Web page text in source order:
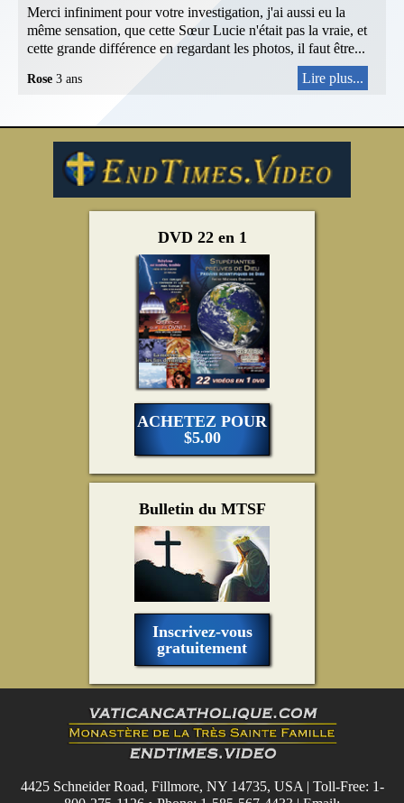
Merci infiniment pour votre investigation, j'ai aussi eu la
même sensation, que cette Sœur Lucie n'était pas la vraie, et
cette grande différence en regardant les photos, il faut être...
Rose 3 ans Lire plus...
DVD 22 en 1
ACHETEZ POUR
$5.00
Bulletin du MTSF
Inscrivez-vous
gratuitement
4425 Schneider Road, Fillmore, NY 14735, USA | Toll-Free: 1-